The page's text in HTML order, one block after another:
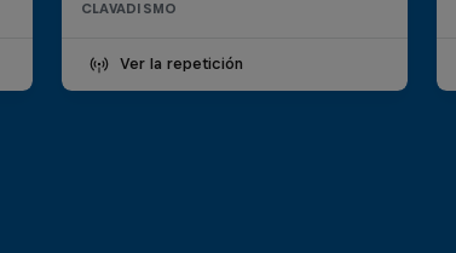
CLAVADISMO
Ver la repetición